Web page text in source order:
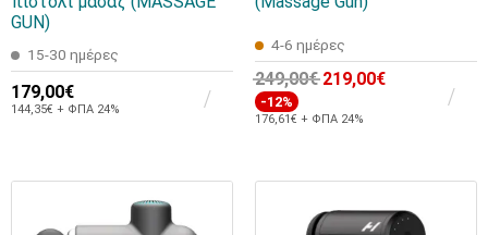
GUN)
15-30 ημέρες
179,00€
144,35€ + ΦΠΑ 24%
4-6 ημέρες
249,00€ 219,00€
-12%
176,61€ + ΦΠΑ 24%